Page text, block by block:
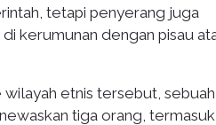
tetapi penyerang juga
kerumunan dengan pisau
wilayah etnis tersebut, sebuah
tiga orang, termasuk